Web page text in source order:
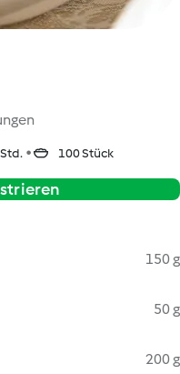
100 Stück
150 g
50 g
200 g